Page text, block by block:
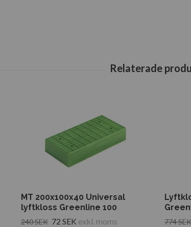
MT 200x100x40 Universal
lyftkloss Greenline 100
240 SEK 72 SEK exkl. moms 774 SEK